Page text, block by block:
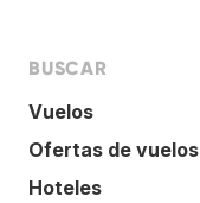
BUSCAR
Vuelos
Ofertas de vuelos
Hoteles